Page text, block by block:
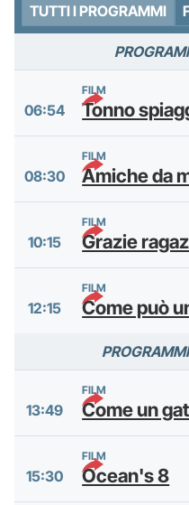
TUTTI I PROGRAMMI
FILM
06:54 Tonno
FILM
08:30 Amiche da
FILM
10:15 Grazie
FILM
12:15 Come può
FILM
13:49 Come un
FILM
15:30 Ocean's 8